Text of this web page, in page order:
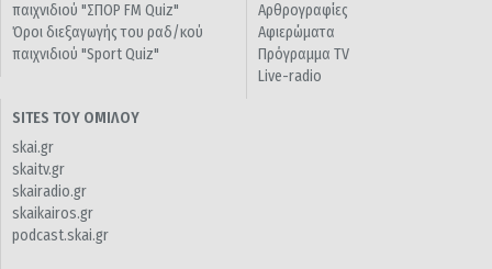
παιχνιδιού "ΣΠΟΡ FM Quiz"
Όροι διεξαγωγής του ραδ/κού
παιχνιδιού "Sport Quiz"
Αρθρογραφίες
Αφιερώματα
Πρόγραμμα TV
Live-radio
SITES ΤΟΥ ΟΜΙΛΟΥ
skai.gr
skaitv.gr
skairadio.gr
skaikairos.gr
podcast.skai.gr